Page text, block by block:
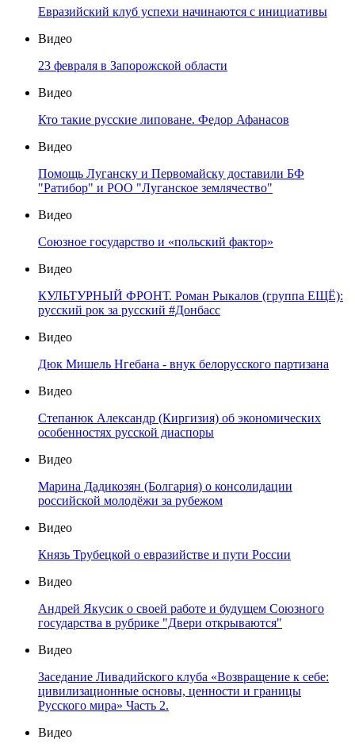
Евразийский клуб успехи начинаются с инициативы
Видео
23 февраля в Запорожской области
Видео
Кто такие русские липоване. Федор Афанасов
Видео
Помощь Луганску и Первомайску доставили БФ
"Ратибор" и РОО "Луганское землячество"
Видео
Союзное государство и «польский фактор»
Видео
КУЛЬТУРНЫЙ ФРОНТ. Роман Рыкалов (группа ЕЩЁ):
русский рок за русский #Донбасс
Видео
Дюк Мишель Нгебана - внук белорусского партизана
Видео
Степанюк Александр (Киргизия) об экономических
особенностях русской диаспоры
Видео
Марина Дадикозян (Болгария) о консолидации
российской молодёжи за рубежом
Видео
Князь Трубецкой о евразийстве и пути России
Видео
Андрей Якусик о своей работе и будущем Союзного
государства в рубрике "Двери открываются"
Видео
Заседание Ливадийского клуба «Возвращение к себе:
цивилизационные основы, ценности и границы
Русского мира» Часть 2.
Видео